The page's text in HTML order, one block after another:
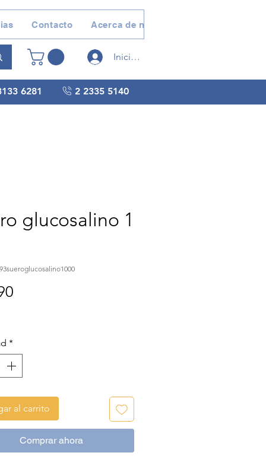
Contacto Acerca de nosotros
Iniciar sesión
2 2335 5140
6281
glucosalino 1
*
al carrito
Comprar ahora